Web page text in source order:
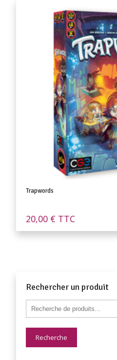
Trapwords
20,00 € TTC
Rechercher un produit
Recherche